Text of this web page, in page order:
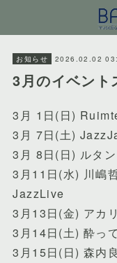
お知らせ 2026.02.02
3月のイベント
3月 1日(日)
3月 7日(土)
3月 8日(日) ルタ
3月11日(水) 川嶋
JazzLive
3月13日(金) アカ
3月14日(土) 酔っ
3月15日(日) 森内